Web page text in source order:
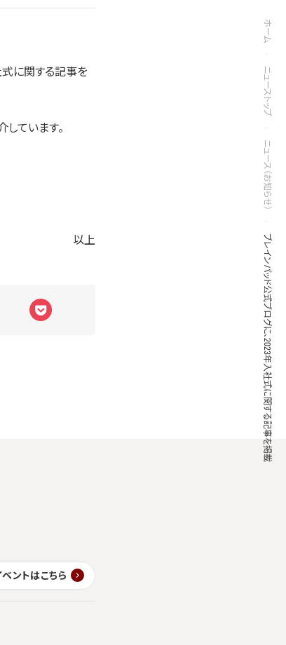
ホーム
ニューストップ
ニュース（お知らせ）
ブレインパッド公式ブログに、2023年入社式に関する記事を掲載
に関する記事を
ています。
以上
ベントはこちら